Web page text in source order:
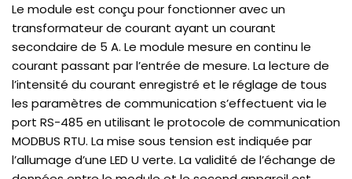
Le module est conçu pour fonctionner avec un
transformateur de courant ayant un courant
secondaire de 5 A. Le module mesure en continu le
courant passant par l’entrée de mesure. La lecture de
l’intensité du courant enregistré et le réglage de tous
les paramètres de communication s’effectuent via le
port RS-485 en utilisant le protocole de communication
MODBUS RTU. La mise sous tension est indiquée par
l’allumage d’une LED U verte. La validité de l’échange de